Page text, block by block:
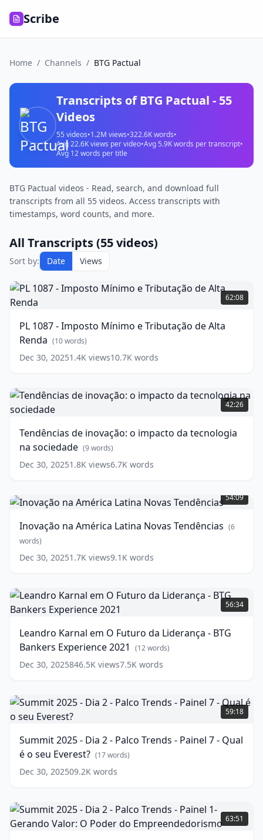
Scribe
Home / Channels / BTG Pactual
Transcripts ofBTG Pactual - 55
Videos
55 videos•1.2M views•322.6Kwords•
Avg22.6Kviews per video•Avg 5.9Kwords per transcript•
Avg 12words per title
BTG Pactual videos - Read, search, and download full
transcripts from all 55 videos. Access transcripts with
timestamps, word counts, and more.
All Transcripts (55videos)
Sort by: Date
Views
PL
1087
-
Mínimo
e
Tributação
de
Renda
words)
62:08
PL 1087 - Imposto Mínimo e Tributação de Alta
Renda (10words)
Dec 30, 20251.4K views10.7K words
Tendências
de
inovação:
impacto
da
tecnologia
na
words)
42:26
Tendências de inovação: o impacto da tecnologia
na sociedade (9words)
Dec 30, 20251.8K views6.7K words
na
América
Novas
Tendências
words)
54:09
Inovação na América Latina Novas Tendências (6
words)
Dec 30, 20251.7K views9.1K words
Leandro
Karnal
em
Futuro
da
Liderança
Bankers
Experience
2021
(12
56:34
Leandro Karnal em O Futuro da Liderança - BTG
Bankers Experience 2021
(12words)
Dec 30, 2025846.5K views7.5K words
Summit
2025
-
2
-
Palco
Trends
Painel
7
-
59:18
Summit 2025 - Dia 2 - Palco Trends - Painel 7 - Qual
é o seu Everest? (17words)
Dec 30, 202509.2K words
Summit
2025
-
63:51